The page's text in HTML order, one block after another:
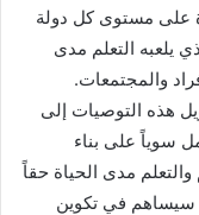
على مستوى كل دولة
يلعبه التعلم مدى
والمجتمعات.
هذه التوصيات إلى
سوياً على بناء
مدى الحياة حقاً
سيساهم في تكوين